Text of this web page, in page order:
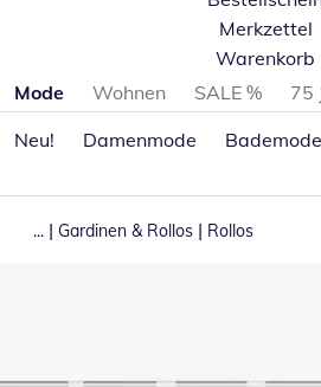
Merkzettel
Warenkorb
Produktkategorien überspringen
Mode Wohnen SALE %
75
Neu!
Damenmode Bademode
... | Gardinen & Rollos | Rollos